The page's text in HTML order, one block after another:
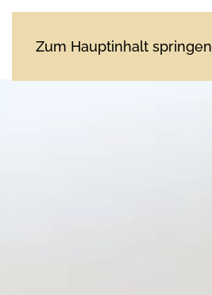
Zum Hauptinhalt springen